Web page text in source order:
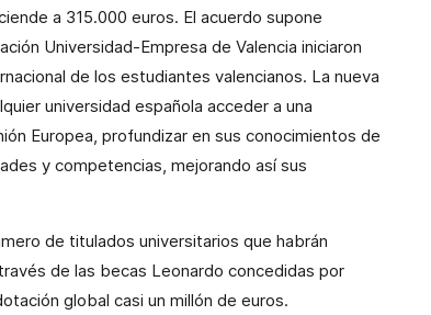
a 315.000 euros. El acuerdo supone
Universidad-Empresa de Valencia iniciaron
de los estudiantes valencianos. La nueva
universidad española acceder a una
Europea, profundizar en sus conocimientos de
y competencias, mejorando así sus
de titulados universitarios que habrán
de las becas Leonardo concedidas por
global casi un millón de euros.